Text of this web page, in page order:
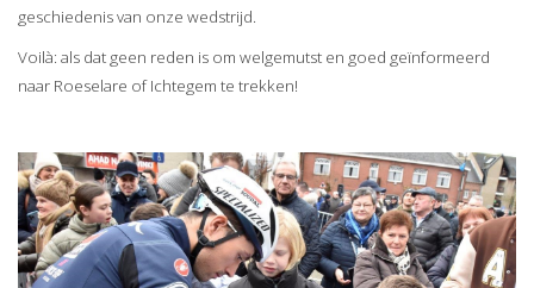
geschiedenis van onze wedstrijd.
Voilà: als dat geen reden is om welgemutst en goed geïnformeerd
naar Roeselare of Ichtegem te trekken!